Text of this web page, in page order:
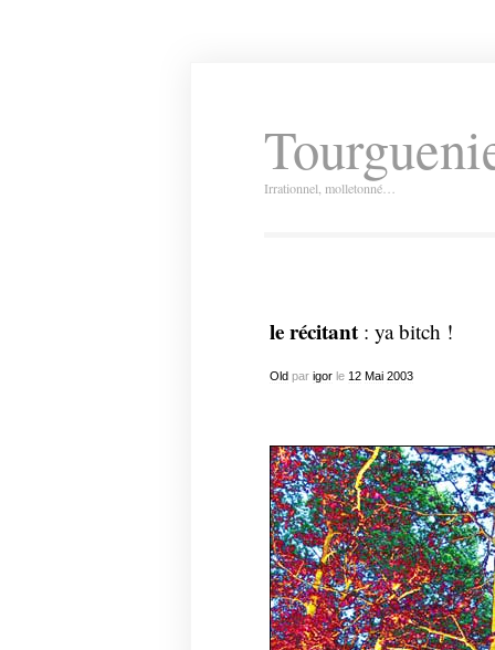
Irrationnel, molletonné…
le récitant: ya bitch !
Oldpar igorle 12 Mai 2003